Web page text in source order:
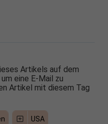
Artikels auf dem
eine E-Mail zu
Artikel mit diesem Tag
USA